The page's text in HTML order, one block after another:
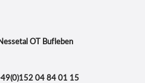
OT Bufleben
04 84 01 15